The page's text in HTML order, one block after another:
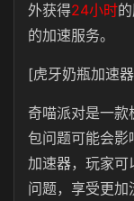
外获得24小时
的加速服务。
[虎牙奶瓶加速
奇喵派对是一款
包问题可能会影
加速器，玩家可
问题，享受更